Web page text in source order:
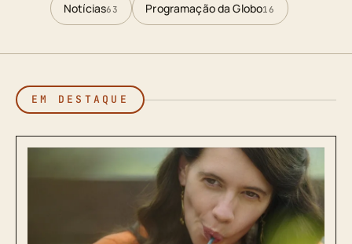
Notícias63 Programação da Globo16
EM DESTAQUE